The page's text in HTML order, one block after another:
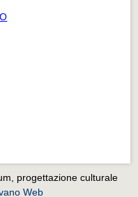
progettazione culturale
Web